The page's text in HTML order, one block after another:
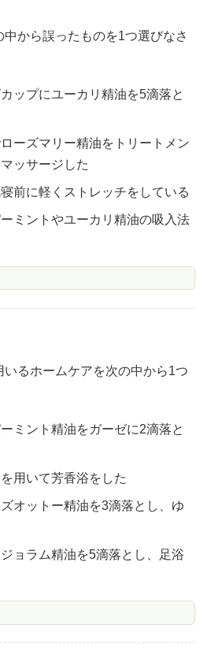
から誤ったものを1つ選びなさ
ップにユーカリ精油を5滴落と
ーズマリー精油をトリートメン
ッサージした
前に軽くストレッチをしている
ミントやユーカリ精油の吸入法
るホームケアを次の中から1つ
ミント精油をガーゼに2滴落と
用いて芳香浴をした
オットー精油を3滴落とし、ゆ
ョラム精油を5滴落とし、足浴